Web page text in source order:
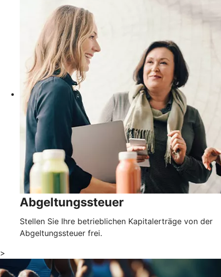
Abgeltungssteuer
Stellen Sie Ihre betrieblichen Kapitalerträge von der
Abgeltungssteuer frei.
>